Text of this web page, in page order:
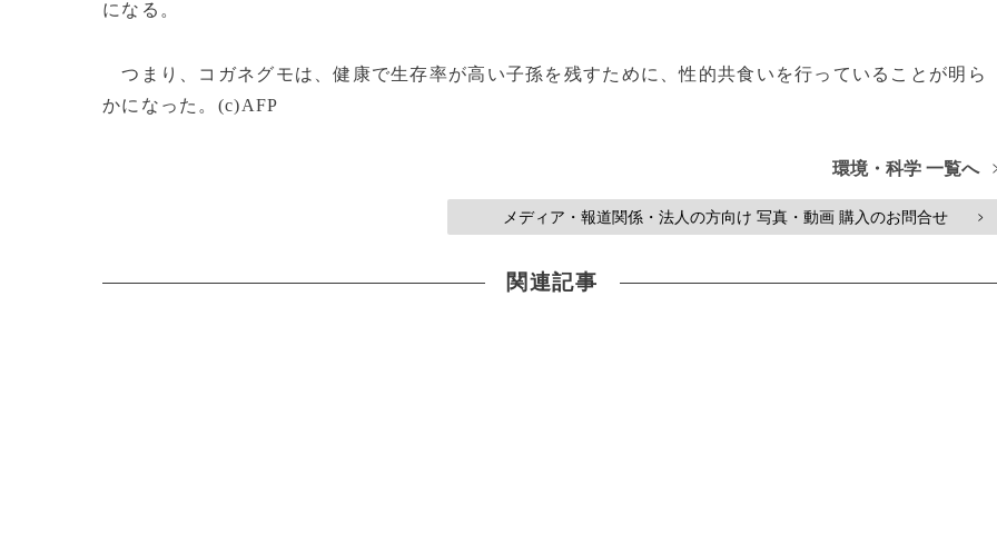
になる。
つまり、コガネグモは、健康で生存率が高い子孫を残すために、性的共食いを行っていることが明ら
かになった。(c)AFP
環境・科学 一覧へ
メディア・報道関係・法人の方向け 写真・動画 購入のお問合せ >
関連記事